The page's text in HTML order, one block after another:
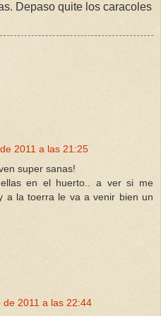
Depaso quite los caracoles
2011 a las 21:25
super sanas!
en el huerto.. a ver si me
a la toerra le va a venir bien un
2011 a las 22:44